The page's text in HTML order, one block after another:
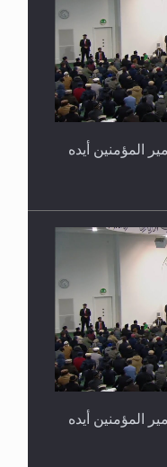
المؤمنين أيده
المؤمنين أيده